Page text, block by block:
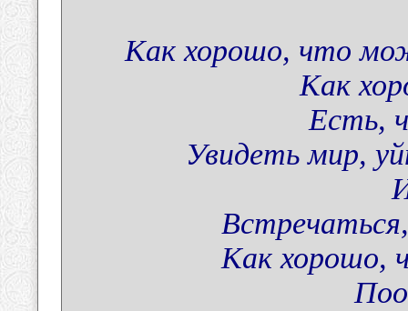
Как хорошо, что
Как
Есть,
Увидеть мир,
Как хорошо,